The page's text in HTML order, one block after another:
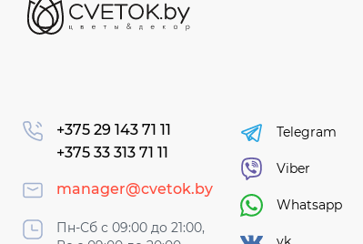
+375 29 143 71 11
+375 33 313 71 11
manager@cvetok.by
Пн-Сб с 09:00 до 21:00,
Telegram
Viber
Whatsapp